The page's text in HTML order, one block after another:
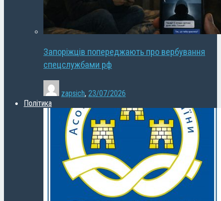
Запоріжців попереджають про вербування
спецслужбами рф
zapsich, 23/07/2026
Політика